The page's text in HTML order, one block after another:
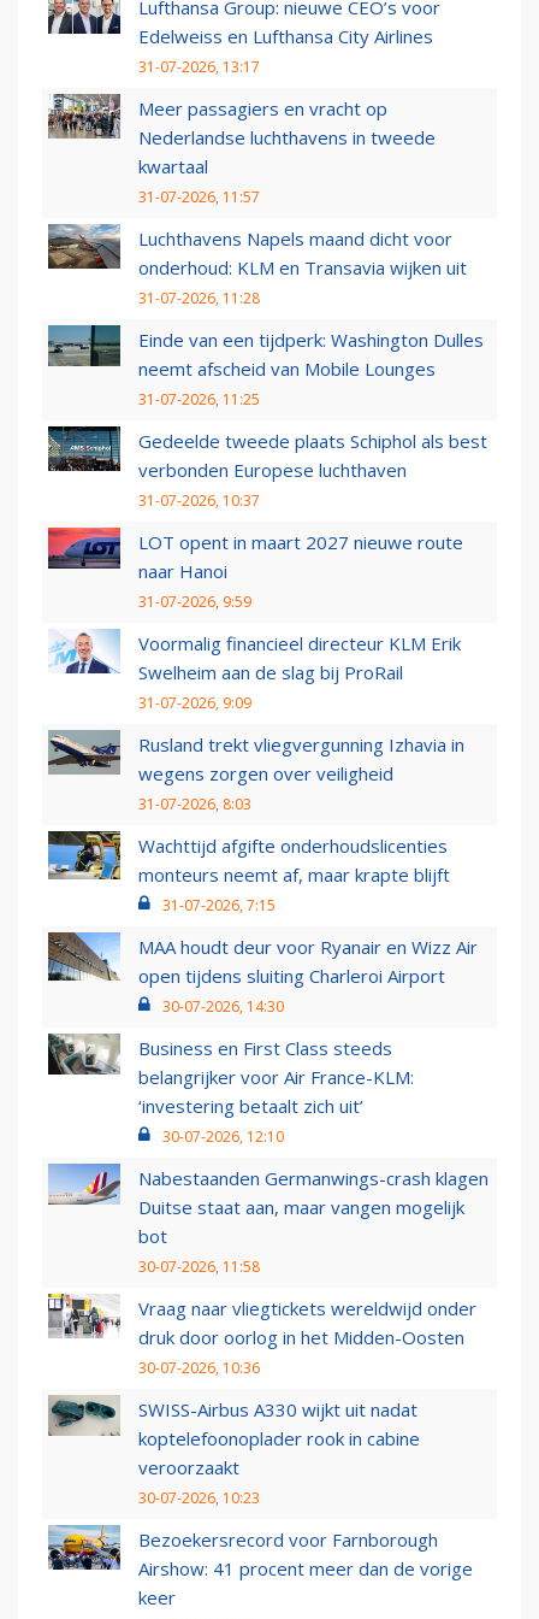
Lufthansa Group: nieuwe CEO’s voor
Edelweiss en Lufthansa City Airlines
31-07-2026, 13:17
Meer passagiers en vracht op
Nederlandse luchthavens in tweede
kwartaal
31-07-2026, 11:57
Luchthavens Napels maand dicht voor
onderhoud: KLM en Transavia wijken uit
31-07-2026, 11:28
Einde van een tijdperk: Washington Dulles
neemt afscheid van Mobile Lounges
31-07-2026, 11:25
Gedeelde tweede plaats Schiphol als best
verbonden Europese luchthaven
31-07-2026, 10:37
LOT opent in maart 2027 nieuwe route
naar Hanoi
31-07-2026, 9:59
Voormalig financieel directeur KLM Erik
Swelheim aan de slag bij ProRail
31-07-2026, 9:09
Rusland trekt vliegvergunning Izhavia in
wegens zorgen over veiligheid
31-07-2026, 8:03
Wachttijd afgifte onderhoudslicenties
monteurs neemt af, maar krapte blijft
31-07-2026, 7:15
MAA houdt deur voor Ryanair en Wizz Air
open tijdens sluiting Charleroi Airport
30-07-2026, 14:30
Business en First Class steeds
belangrijker voor Air France-KLM:
‘investering betaalt zich uit’
30-07-2026, 12:10
Nabestaanden Germanwings-crash klagen
Duitse staat aan, maar vangen mogelijk
bot
30-07-2026, 11:58
Vraag naar vliegtickets wereldwijd onder
druk door oorlog in het Midden-Oosten
30-07-2026, 10:36
SWISS-Airbus A330 wijkt uit nadat
koptelefoonoplader rook in cabine
veroorzaakt
30-07-2026, 10:23
Bezoekersrecord voor Farnborough
Airshow: 41 procent meer dan de vorige
keer